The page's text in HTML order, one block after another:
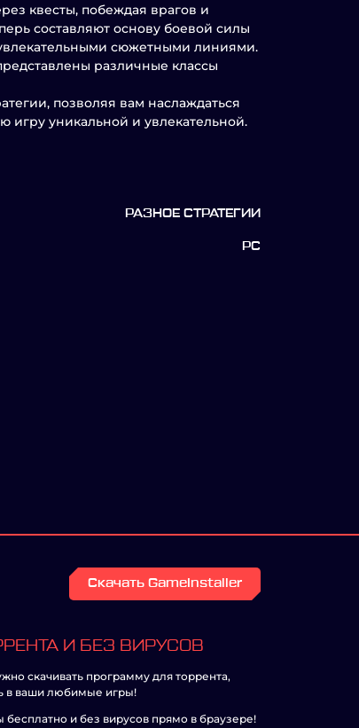
квесты, побеждая врагов и
составляют основу боевой силы
сюжетными линиями.
различные классы
позволяя вам наслаждаться
уникальной и увлекательной.
РАЗНОЕ СТРАТЕГИИ
PC
Скачать GameInstaller
И БЕЗ ВИРУСОВ
скачивать программу для торрента,
в ваши любимые игры!
бесплатно и без вирусов прямо в браузере!